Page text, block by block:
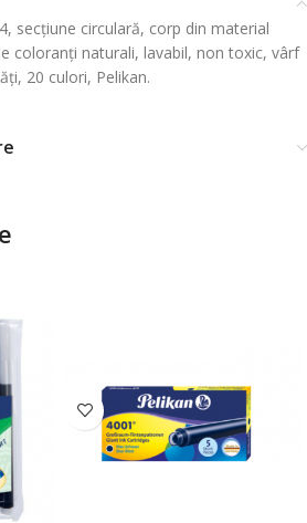
secțiune circulară, corp din material
coloranți naturali, lavabil, non toxic, vârf
20 culori, Pelikan.